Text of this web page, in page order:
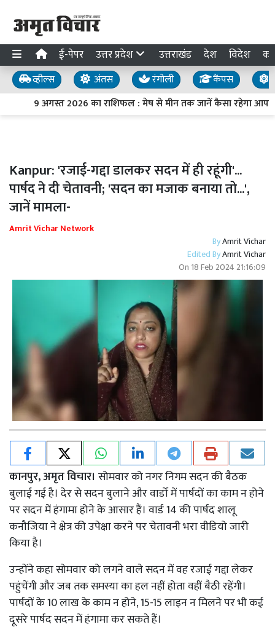
ई-पेपर उत्तर प्रदेश उत्तराखंड देश विदेश
व्हील्स अंतस रंगोली कैंपस
9 अगस्त 2026 का राशिफल : मेष से मीन तक जानें कैसा रहेगा आपका
Kanpur: 'रजाई-गद्दा डालकर सदन में ही रहूंगी'...
पार्षद ने दी चेतावनी; 'सदन का मजाक बनाया तो...',
जानें मामला-
Amrit Vichar Network
ByAmrit Vichar
Edited ByAmrit Vichar
On 18 Feb 2024 21:16:09
कानपुर, अमृत विचार। सोमवार को नगर निगम सदन की बैठक
बुलाई गई है। देर से सदन बुलाने और वार्डों में पार्षदों का काम न होने
पर सदन में हंगामा होने के आसार हैं। वार्ड 14 की पार्षद शालू
कनौजिया ने क्षेत्र की उपेक्षा करने पर चेतावनी भरा वीडियो जारी
किया है।
उन्होंने कहा सोमवार को लगने वाले सदन में वह रजाई गद्दा लेकर
पहुंचेंगी और जब तक समस्या का हल नहीं होता वहीं बैठी रहेंगी।
पार्षदों के 10 लाख के काम न होने, 15-15 लाइन न मिलने पर भी कई
दूसरे पार्षद सदन में हंगामा कर सकते हैं।